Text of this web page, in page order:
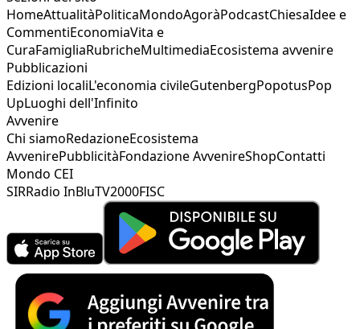
HomeAttualitàPoliticaMondoAgoràPodcastChiesaIdee e
CommentiEconomiaVita e
CuraFamigliaRubricheMultimediaEcosistema avvenire
Pubblicazioni
Edizioni localiL'economia civileGutenbergPopotusPop
UpLuoghi dell'Infinito
Avvenire
Chi siamoRedazioneEcosistema
AvvenirePubblicitàFondazione AvvenireShopContatti
Mondo CEI
SIRRadio InBluTV2000FISC